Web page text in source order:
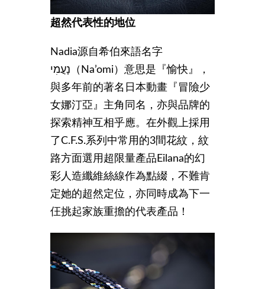
超然代表性的地位
Nadia源自希伯來語名字
נָעֳמִי（Na’omi）意思是『愉快』，
與多年前的著名日本動畫『冒險少
女娜汀亞』主角同名，亦與品牌的
探索精神互相乎應。在外觀上採用
了C.F.S.系列中常用的3間花紋，紋
路方面選用超限量產品Eilana的幻
彩人造纖維絲線作為點綴，不難肯
定她的超然定位，亦同時成為下一
仼挑起家族重擔的代表產品！